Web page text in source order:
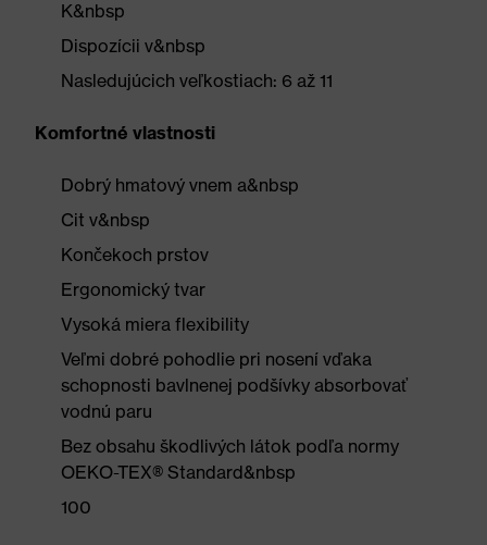
K&nbsp
Dispozícii v&nbsp
Nasledujúcich veľkostiach: 6 až 11
Komfortné vlastnosti
Dobrý hmatový vnem a&nbsp
Cit v&nbsp
Končekoch prstov
Ergonomický tvar
Vysoká miera flexibility
Veľmi dobré pohodlie pri nosení vďaka
schopnosti bavlnenej podšívky absorbovať
vodnú paru
Bez obsahu škodlivých látok podľa normy
OEKO-TEX® Standard&nbsp
100